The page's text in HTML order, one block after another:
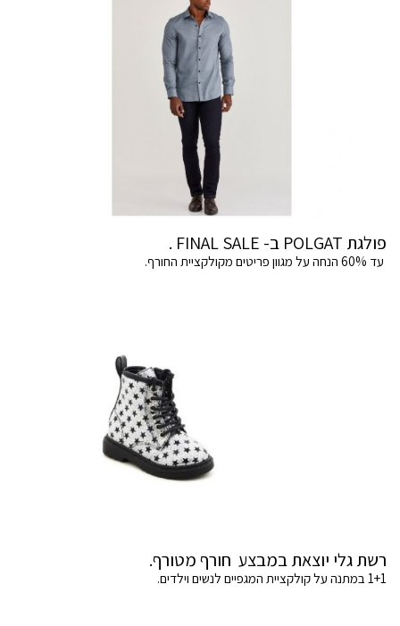
פולגת POLGAT ב- FINAL SALE .
עד 60% הנחה על מגוון פריטים מקולקציית החורף.
רשת גלי יוצאת במבצע חורף מטורף.
1+1 במתנה על קולקציית המגפיים לנשים וילדים.